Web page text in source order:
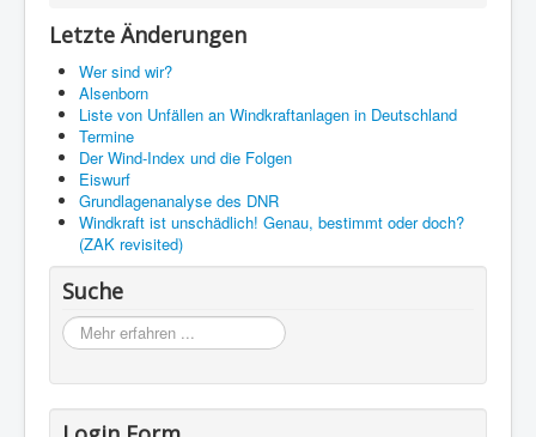
Letzte Änderungen
Wer sind wir?
Alsenborn
Liste von Unfällen an Windkraftanlagen in Deutschland
Termine
Der Wind-Index und die Folgen
Eiswurf
Grundlagenanalyse des DNR
Windkraft ist unschädlich! Genau, bestimmt oder doch?
(ZAK revisited)
Suche
Möchten
Sie
einem
bestimmten